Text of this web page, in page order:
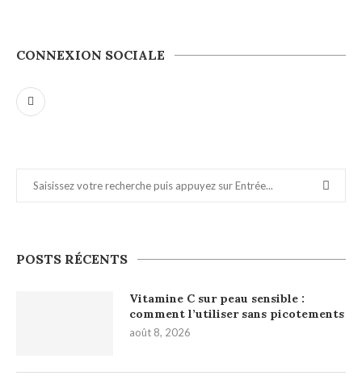
CONNEXION SOCIALE
POSTS RÉCENTS
Vitamine C sur peau sensible :
comment l’utiliser sans picotements
août 8, 2026